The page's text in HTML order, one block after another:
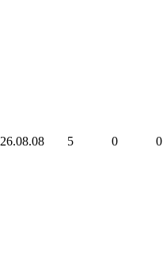
26.08.08 5 0 0